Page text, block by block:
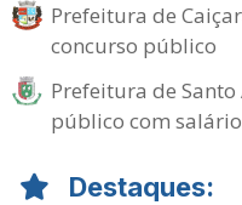
Prefeitura de
concurso público
Prefeitura de Santo
público com
Destaques: